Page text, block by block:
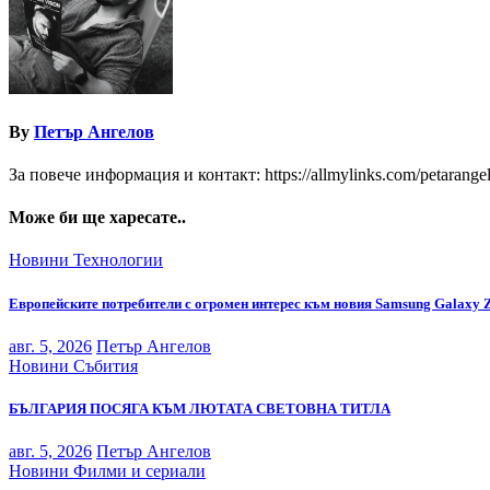
By Петър Ангелов
За повече информация и контакт: https://allmylinks.com/
Може би ще харесате..
Новини Технологии
Европейските потребители с огромен интерес към новия Samsung Galaxy
авг. 5, 2026 Петър Ангелов
Новини Събития
БЪЛГАРИЯ ПОСЯГА КЪМ ЛЮТАТА СВЕТОВНА ТИТЛА
авг. 5, 2026 Петър Ангелов
Новини Филми и сериали